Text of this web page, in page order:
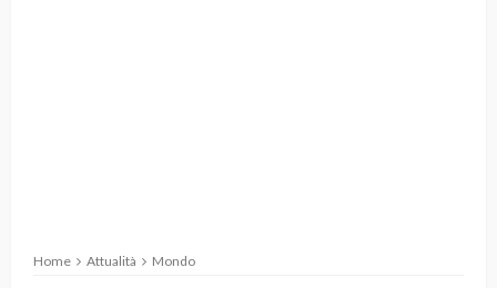
Home Attualità Mondo